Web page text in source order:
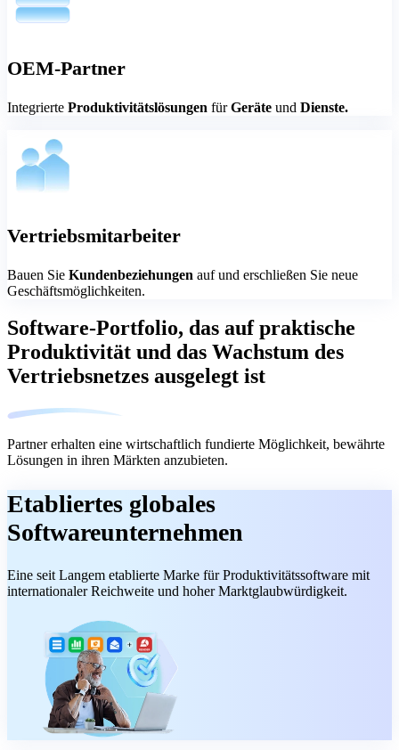
OEM-Partner
Integrierte Produktivitätslösungen fürGeräte und Dienste.
Vertriebsmitarbeiter
Bauen Sie Kundenbeziehungen auf und erschließen Sie neue
Geschäftsmöglichkeiten.
Software-Portfolio, das auf praktische
Produktivität und das Wachstum des
Vertriebsnetzes ausgelegt ist
Partner erhalten eine wirtschaftlich fundierte Möglichkeit, bewährte
Lösungen in ihren Märkten anzubieten.
Etabliertes globales
Softwareunternehmen
Eine seit Langem etablierte Marke für Produktivitätssoftware mit
internationaler Reichweite und hoher Marktglaubwürdigkeit.